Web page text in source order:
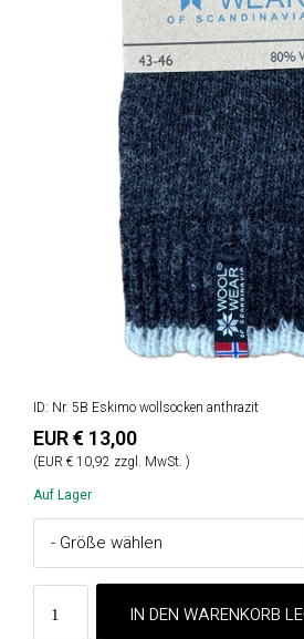
ID: Nr. 5B Eskimo wollsocken anthrazit
EUR € 13,00
(EUR € 10,92 zzgl. MwSt. )
Auf Lager